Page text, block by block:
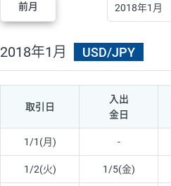
前月
2018年1月 USD/JPY
取引日
入出
金日
1/1(月) -
1/2(火) 1/5(金)